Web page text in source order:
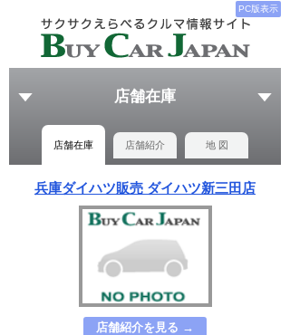
PC版表示
店舗在庫
店舗在庫 店舗紹介 地 図
兵庫ダイハツ販売 ダイハツ新三田店
店舗紹介を見る →